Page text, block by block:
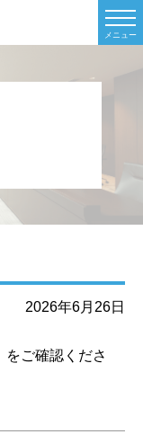
2026年6月26日
をご確認くださ